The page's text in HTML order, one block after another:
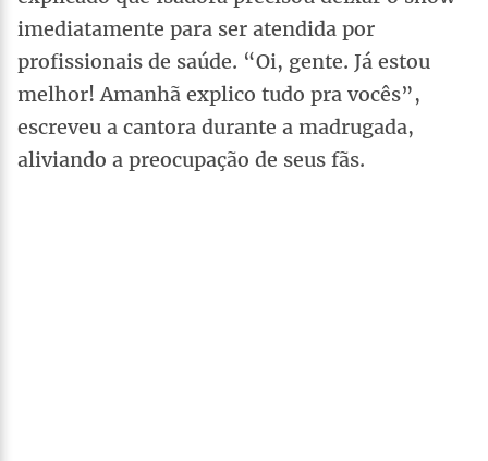
imediatamente para ser atendida por
profissionais de saúde. “Oi, gente. Já estou
melhor! Amanhã explico tudo pra vocês”,
escreveu a cantora durante a madrugada,
aliviando a preocupação de seus fãs.